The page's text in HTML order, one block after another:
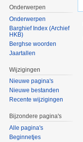
Onderwerpen
Onderwerpen
Barghief Index (Archief
HKB)
Berghse woorden
Jaartallen
Wijzigingen
Nieuwe pagina's
Nieuwe bestanden
Recente wijzigingen
Bijzondere pagina's
Alle pagina's
Beginnetjes